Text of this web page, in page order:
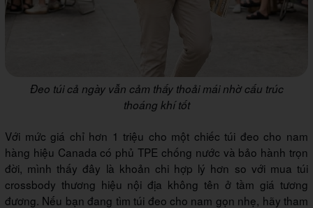
Đeo túi cả ngày vẫn cảm thấy thoải mái nhờ cấu trúc
thoáng khí tốt
Với mức giá chỉ hơn 1 triệu cho một chiếc túi đeo cho nam
hàng hiệu Canada có phủ TPE chống nước và bảo hành trọn
đời, mình thấy đây là khoản chi hợp lý hơn so với mua túi
crossbody thương hiệu nội địa không tên ở tầm giá tương
đương. Nếu bạn đang tìm túi đeo cho nam gọn nhẹ, hãy tham